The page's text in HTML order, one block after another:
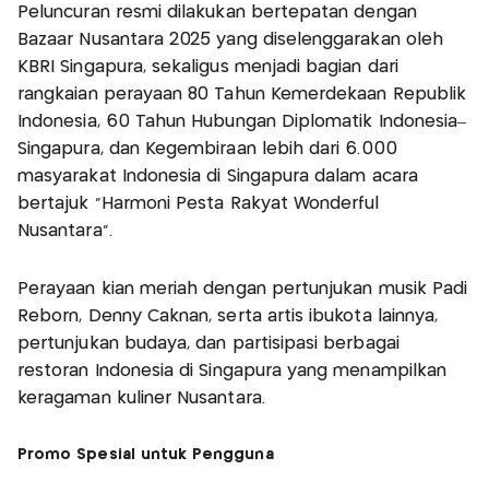
Peluncuran resmi dilakukan bertepatan dengan
Bazaar Nusantara 2025 yang diselenggarakan oleh
KBRI Singapura, sekaligus menjadi bagian dari
rangkaian perayaan 80 Tahun Kemerdekaan Republik
Indonesia, 60 Tahun Hubungan Diplomatik Indonesia–
Singapura, dan Kegembiraan lebih dari 6.000
masyarakat Indonesia di Singapura dalam acara
bertajuk “Harmoni Pesta Rakyat Wonderful
Nusantara”.
Perayaan kian meriah dengan pertunjukan musik Padi
Reborn, Denny Caknan, serta artis ibukota lainnya,
pertunjukan budaya, dan partisipasi berbagai
restoran Indonesia di Singapura yang menampilkan
keragaman kuliner Nusantara.
Promo Spesial untuk Pengguna